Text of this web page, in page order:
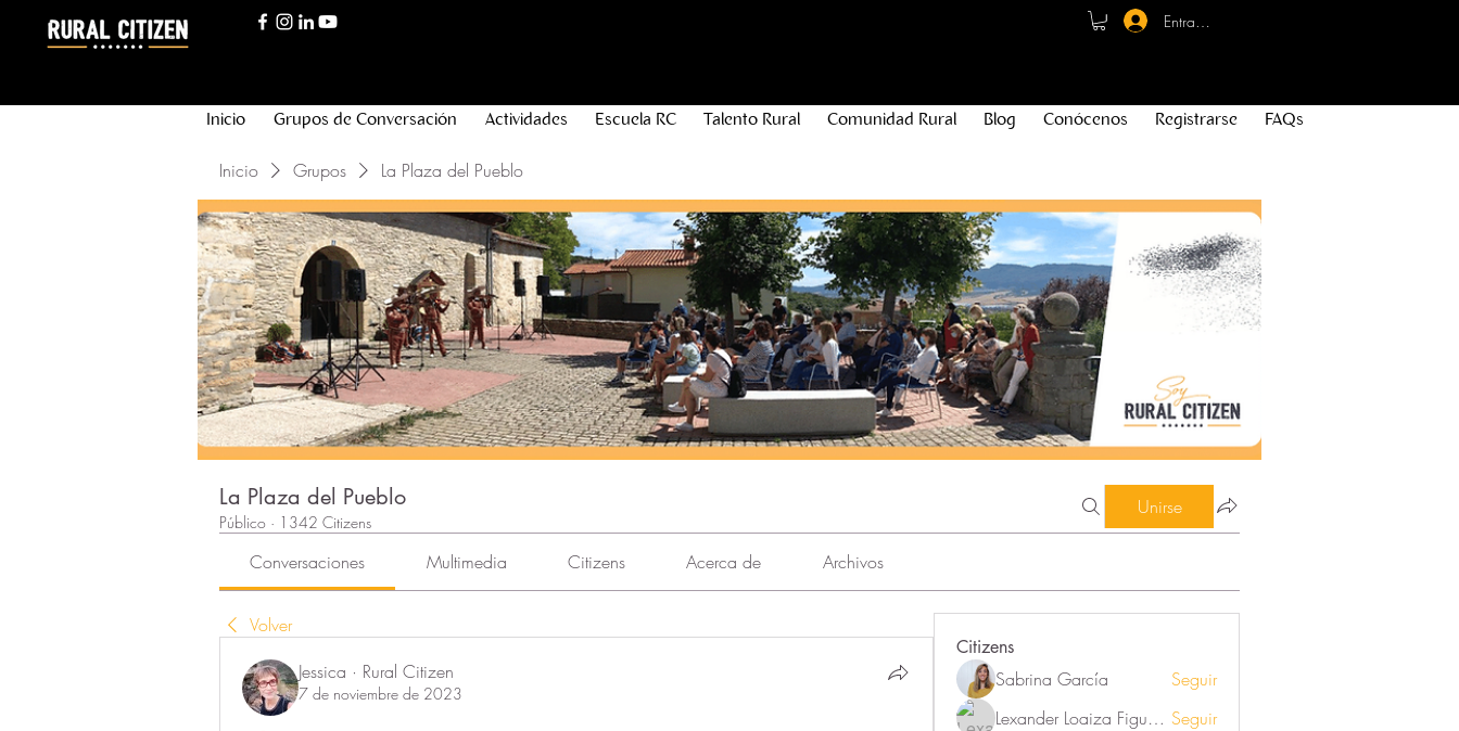
Entrar - Registro
Inicio Grupos de Conversación Actividades Escuela RC Talento Rural Comunidad Rural Blog Conócenos Registrarse FAQs
Inicio Grupos La Plaza del Pueblo
La Plaza del Pueblo
Público · 1342 Citizens
Unirse
Conversaciones Multimedia Citizens Acerca de Archivos
Volver
Jessica · Rural Citizen
7 de noviembre de 2023
Citizens
Sabrina García
Seguir
Lexander Loaiza Figueroa Seguir